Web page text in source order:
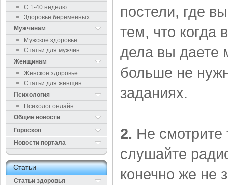
С 1-40 неделю
Здоровье беременных
Мужчинам
Мужское здоровье
Статьи для мужчин
Женщинам
Женское здоровье
Статьи для женщин
Психология
Психолог онлайн
Общие новости
Гороскоп
Новости портала
Cтатьи
Статьи здоровья
постели, где
тем, что когда
дела вы даете
больше не
заданиях.
2. Не смотрите
слушайте
конечно же не